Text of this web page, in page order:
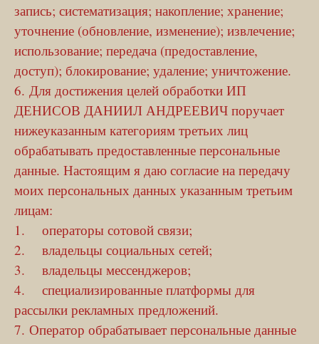
запись; систематизация; накопление; хранение;
уточнение (обновление, изменение); извлечение;
использование; передача (предоставление,
доступ); блокирование; удаление; уничтожение.
6. Для достижения целей обработки ИП
ДЕНИСОВ ДАНИИЛ АНДРЕЕВИЧ поручает
нижеуказанным категориям третьих лиц
обрабатывать предоставленные персональные
данные. Настоящим я даю согласие на передачу
моих персональных данных указанным третьим
лицам:
1. операторы сотовой связи;
2. владельцы социальных сетей;
3. владельцы мессенджеров;
4. специализированные платформы для
рассылки рекламных предложений.
7. Оператор обрабатывает персональные данные